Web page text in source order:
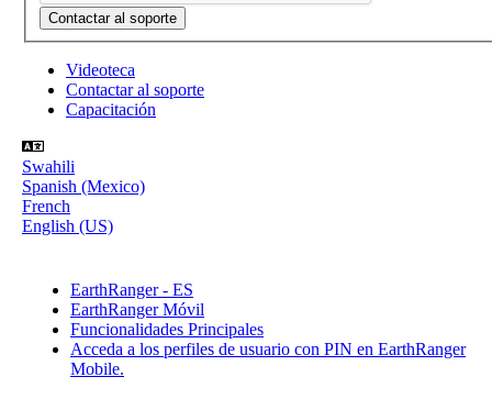
Videoteca
Contactar al soporte
Capacitación
Swahili
Spanish (Mexico)
French
English (US)
EarthRanger - ES
EarthRanger Móvil
Funcionalidades Principales
Acceda a los perfiles de usuario con PIN en EarthRanger
Mobile.